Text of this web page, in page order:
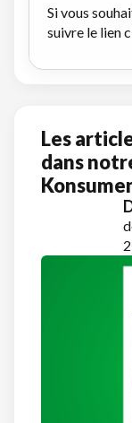
Si vous
suivre le lien
Les
dans